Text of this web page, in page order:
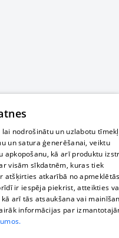
nodrošinātu un uzlabotu
un satura ģenerēšanai, veiktu
kā arī produktu
visām sīkdatnēm, kuras tiek
atšķirties atkarībā no
ir iespēja piekrist, atteikties
arī tās atsaukšana vai
informācijas par